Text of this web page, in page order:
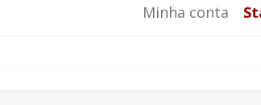
Minha conta